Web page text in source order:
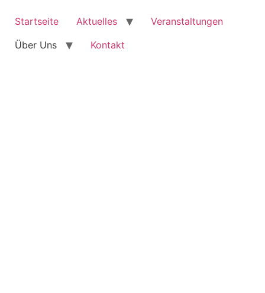
Startseite Aktuelles
Veranstaltungen
Über Uns
Kontakt